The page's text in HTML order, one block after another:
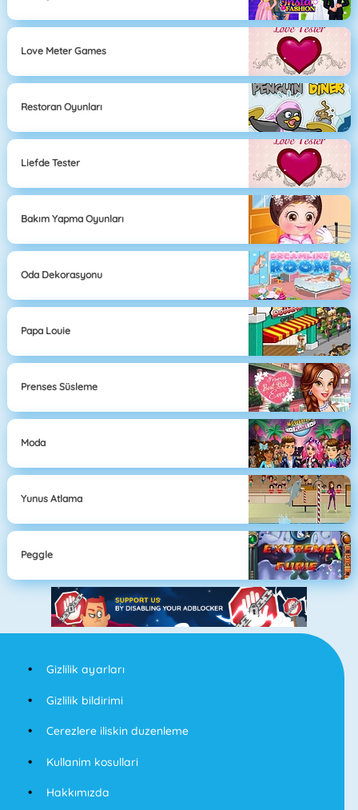
Love Meter Games
Restoran Oyunları
Liefde Tester
Bakım Yapma Oyunları
Oda Dekorasyonu
Papa Louie
Prenses Süsleme
Moda
Yunus Atlama
Peggle
Gizlilik ayarları
Gizlilik bildirimi
Cerezlere iliskin duzenleme
Kullanim kosullari
Hakkımızda